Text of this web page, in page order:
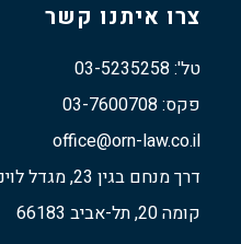
צרו איתנו קשר
טל': 03-5235258
פקס: 03-7600708
office@orn-law.co.il
דרך מנחם בגין 23, מגדל לוינשטיין
קומה 20, תל-אביב 66183